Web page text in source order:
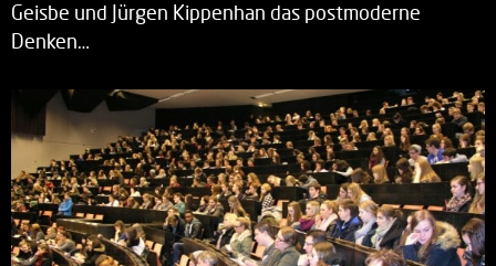
Geisbe und Jürgen Kippenhan das postmoderne
Denken…